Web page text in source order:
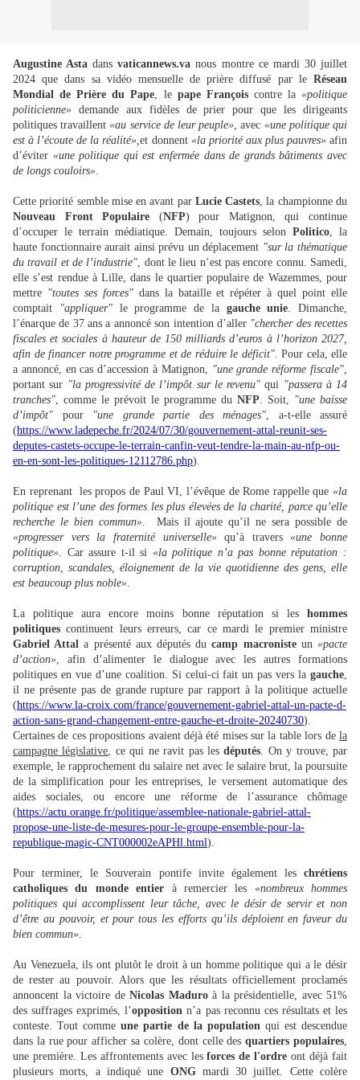
Augustine Asta dansvaticannews.va nous montre ce mardi 30 juillet
2024 que dans sa vidéo mensuelle de prière diffusé par le Réseau
Mondial de Prière du Pape, le pape Françoiscontre la«politique
politicienne» demande aux fidèles de prier pour que les dirigeants
politiques travaillent«au service de leur peuple», avec «une politique qui
est à l’écoute de la réalité»,et donnent «la priorité aux plus pauvres»afin
d’éviter «une politique qui est enfermée dans de grands bâtiments avec
de longs couloirs».
Cette priorité semble mise en avant par Lucie Castets, la championne du
Nouveau Front Populaire (NFP) pour Matignon, qui continue
d’occuper le terrain médiatique. Demain, toujours selon Politico, la
haute fonctionnaire aurait ainsi prévu un déplacement "sur la thématique
du travail et de l’industrie", dont le lieu n’est pas encore connu. Samedi,
elle s’est rendue à Lille, dans le quartier populaire de Wazemmes, pour
mettre "toutes ses forces"dans la bataille et répéter à quel point elle
comptait "appliquer"le programme de la gauche unie. Dimanche,
l’énarque de 37 ans a annoncé son intention d’aller "chercher des recettes
fiscales et sociales à hauteur de 150 milliards d’euros à l’horizon 2027,
afin de financer notre programme et de réduire le déficit". Pour cela, elle
a annoncé, en cas d’accession à Matignon, "une grande réforme fiscale",
portant sur "la progressivité de l’impôt sur le revenu" qui "passera à 14
tranches", comme le prévoit le programme du NFP. Soit, "une baisse
d’impôt" pour "une grande partie des ménages", a-t-elle assuré
(https://www.ladepeche.fr/2024/07/30/gouvernement-attal-reunit-ses-
deputes-castets-occupe-le-terrain-canfin-veut-tendre-la-main-au-nfp-ou-
en-en-sont-les-politiques-12112786.php).
En reprenant les propos de Paul VI, l’évêque de Rome rappelle que «la
politique est l’une des formes les plus élevées de la charité, parce qu’elle
recherche le bien commun». Mais il ajoute qu’il ne sera possible de
«progresser vers la fraternité universelle»qu’à travers«une bonne
politique». Car assure t-il si «la politique n’a pas bonne réputation :
corruption, scandales, éloignement de la vie quotidienne des gens, elle
est beaucoup plus noble».
La politique aura encore moins bonne réputation si les hommes
politiques continuent leurs erreurs, car ce mardi le premier ministre
Gabriel Attal a présenté aux députés ducamp macronisteun«pacte
d’action», afin d’alimenter le dialogue avec les autres formations
politiques en vue d’une coalition. Si celui-ci fait un pas vers la gauche,
il ne présente pas de grande rupture par rapport à la politique actuelle
(https://www.la-croix.com/france/gouvernement-gabriel-attal-un-pacte-d-
action-sans-grand-changement-entre-gauche-et-droite-20240730).
Certaines de ces propositions avaient déjà été mises sur la table lors de la
campagne législative, ce qui ne ravit pas lesdéputés. On y trouve, par
exemple, le rapprochement du salaire net avec le salaire brut, la poursuite
de la simplification pour les entreprises, le versement automatique des
aides sociales, ou encore une réforme de l’assurance chômage
(https://actu.orange.fr/politique/assemblee-nationale-gabriel-attal-
propose-une-liste-de-mesures-pour-le-groupe-ensemble-pour-la-
republique-magic-CNT000002eAPHl.html).
Pour terminer, le Souverain pontife invite également les chrétiens
catholiques du monde entier à remercier les «nombreux hommes
politiques qui accomplissent leur tâche, avec le désir de servir et non
d’être au pouvoir, et pour tous les efforts qu’ils déploient en faveur du
bien commun».
Au Venezuela, ils ont plutôt le droit à un homme politique qui a le désir
de rester au pouvoir. Alors que les résultats officiellement proclamés
annoncent la victoire de Nicolas Maduroà la présidentielle, avec 51%
des suffrages exprimés, l’opposition n’a pas reconnu ces résultats et les
conteste. Tout commeune partie de la populationqui est descendue
dans la rue pour afficher sa colère, dont celle desquartiers populaires,
une première. Les affrontements avec lesforces de l'ordre ont déjà fait
plusieurs morts, a indiqué une ONGmardi 30 juillet. Cette colère